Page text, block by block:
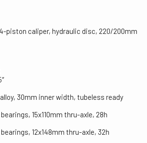
piston caliper, hydraulic disc, 220/200mm
30mm inner width, tubeless ready
15x110mm thru-axle, 28h
12x148mm thru-axle, 32h